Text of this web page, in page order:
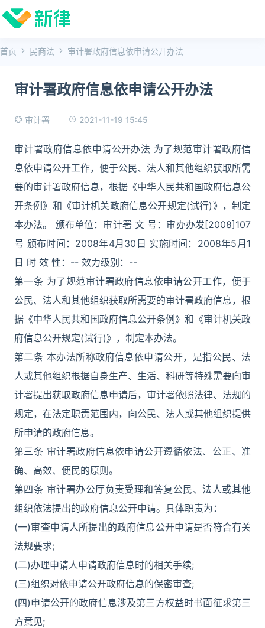
首页 民商法 审计署政府信息依申请公开办法
审计署政府信息依申请公开办法
审计署 2021-11-19 15:45
审计署政府信息依申请公开办法 为了规范审计署政府信
息依申请公开工作，便于公民、法人和其他组织获取所需
要的审计署政府信息，根据《中华人民共和国政府信息公
开条例》和《审计机关政府信息公开规定(试行)》，制定
本办法。 颁布单位：审计署 文 号：审办办发[2008]107
号 颁布时间：2008年4月30日 实施时间：2008年5月1
日 时 效 性：-- 效力级别：--
第一条 为了规范审计署政府信息依申请公开工作，便于
公民、法人和其他组织获取所需要的审计署政府信息，根
据《中华人民共和国政府信息公开条例》和《审计机关政
府信息公开规定(试行)》，制定本办法。
第二条 本办法所称政府信息依申请公开，是指公民、法
人或其他组织根据自身生产、生活、科研等特殊需要向审
计署提出获取政府信息申请后，审计署依照法律、法规的
规定，在法定职责范围内，向公民、法人或其他组织提供
所申请的政府信息。
第三条 审计署政府信息依申请公开遵循依法、公正、准
确、高效、便民的原则。
第四条 审计署办公厅负责受理和答复公民、法人或其他
组织依法提出的政府信息公开申请。具体职责为：
(一)审查申请人所提出的政府信息公开申请是否符合有关
法规要求;
(二)办理申请人申请政府信息时的相关手续;
(三)组织对依申请公开政府信息的保密审查;
(四)申请公开的政府信息涉及第三方权益时书面征求第三
方意见;